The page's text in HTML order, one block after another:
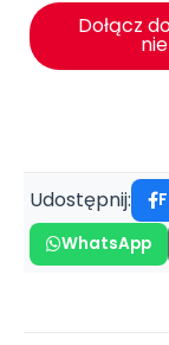
Dołącz
Udostępnij:
WhatsApp